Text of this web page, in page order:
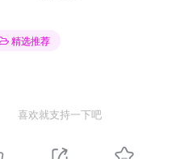
精选推荐
喜欢就支持一下吧